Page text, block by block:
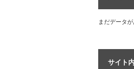
まだデータが
サイト